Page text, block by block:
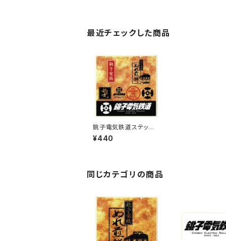
最近チェックした商品
銚子電気鉄道ステッカ
ー7
¥440
同じカテゴリの商品